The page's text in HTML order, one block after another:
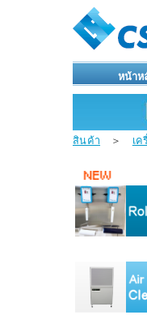
หน้าห
สินค้า ＞ เ